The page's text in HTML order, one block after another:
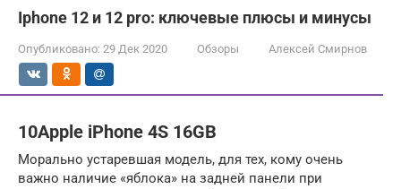
Iphone 12 и 12 pro: ключевые плюсы и минусы
Опубликовано: 29 Дек 2020 Обзоры Алексей Смирнов
10Apple iPhone 4S 16GB
Морально устаревшая модель, для тех, кому очень
важно наличие «яблока» на задней панели при